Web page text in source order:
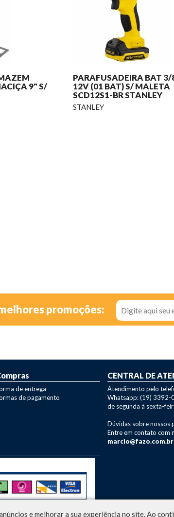
9" S/
PARAFUSADEIRA BAT 3/
12V (01 BAT) S/ MALETA
SCD12S1-BR STANLEY
STANLEY
promoções:
de entrega
de pagamento
CENTRAL DE
Atendimento pelo
Whatsapp: (19) 3392-
de segunda à sexta-
Dúvidas sobre nossos
Entre em contato com
marcio@fazo.com.br
e melhorar a sua experiência no site. Ao